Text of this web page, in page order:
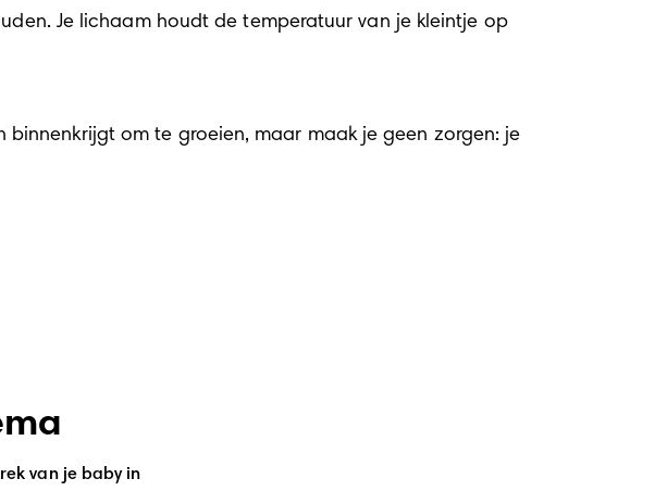
Je lichaam houdt de temperatuur van je kleintje op
om te groeien, maar maak je geen zorgen: je
van je baby in